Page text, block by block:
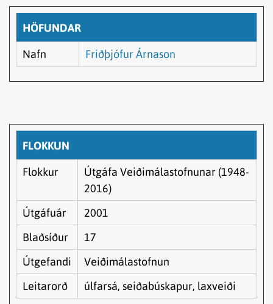
HÖFUNDAR
Nafn Friðþjófur Árnason
FLOKKUN
Flokkur
Útgáfa Veiðimálastofnunar (1948-
2016)
Útgáfuár
2001
Blaðsíður
17
Útgefandi
Veiðimálastofnun
Leitarorð
úlfarsá, seiðabúskapur, laxveiði